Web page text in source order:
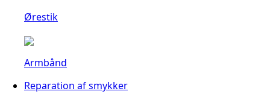
Ørestik
Armbånd
Reparation af smykker